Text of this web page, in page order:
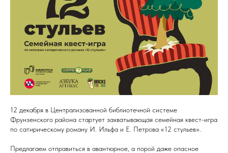
12 декабря в Централизованной библиотечной системе
Фрунзенского района стартует захватывающая семейная квест-игра
по сатирическому роману И. Ильфа и Е. Петрова «12 стульев».
Предлагаем отправиться в авантюрное, а порой даже опасное